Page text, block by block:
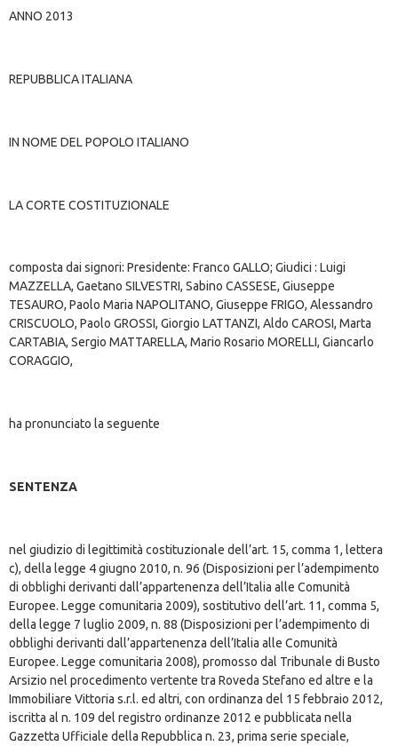
ANNO 2013
REPUBBLICA ITALIANA
IN NOME DEL POPOLO ITALIANO
LA CORTE COSTITUZIONALE
composta dai signori: Presidente: Franco GALLO; Giudici : Luigi
MAZZELLA, Gaetano SILVESTRI, Sabino CASSESE, Giuseppe
TESAURO, Paolo Maria NAPOLITANO, Giuseppe FRIGO, Alessandro
CRISCUOLO, Paolo GROSSI, Giorgio LATTANZI, Aldo CAROSI, Marta
CARTABIA, Sergio MATTARELLA, Mario Rosario MORELLI, Giancarlo
CORAGGIO,
ha pronunciato la seguente
SENTENZA
nel giudizio di legittimità costituzionale dell’art. 15, comma 1, lettera
c), della legge 4 giugno 2010, n. 96 (Disposizioni per l’adempimento
di obblighi derivanti dall’appartenenza dell’Italia alle Comunità
Europee. Legge comunitaria 2009), sostitutivo dell’art. 11, comma 5,
della legge 7 luglio 2009, n. 88 (Disposizioni per l’adempimento di
obblighi derivanti dall’appartenenza dell’Italia alle Comunità
Europee. Legge comunitaria 2008), promosso dal Tribunale di Busto
Arsizio nel procedimento vertente tra Roveda Stefano ed altre e la
Immobiliare Vittoria s.r.l. ed altri, con ordinanza del 15 febbraio 2012,
iscritta al n. 109 del registro ordinanze 2012 e pubblicata nella
Gazzetta Ufficiale della Repubblica n. 23, prima serie speciale,